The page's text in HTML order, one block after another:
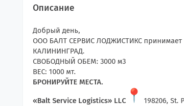
Описание
Добрый день,
ООО БАЛТ СЕРВИС ЛОДЖИСТИКС принимает
КАЛИНИНГРАД.
СВОБОДНЫЙ ОБЕМ: 3000 м3
ВЕС: 1000 мт.
БРОНИРУЙТЕ МЕСТА.
«Balt Service Logistics» LLC 198206, St.